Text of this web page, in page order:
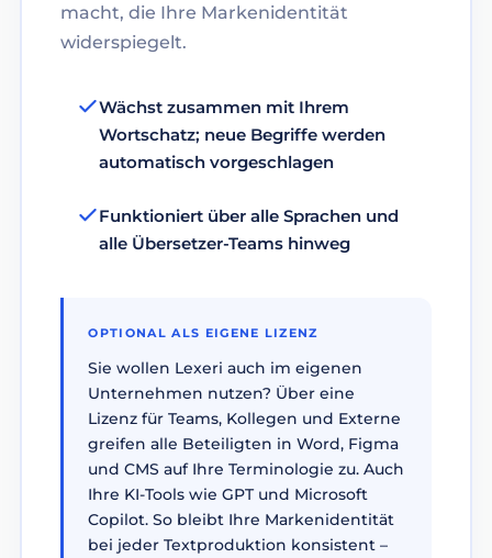
macht, die Ihre Markenidentität
widerspiegelt.
Wächst zusammen mit Ihrem
Wortschatz; neue Begriffe werden
automatisch vorgeschlagen
Funktioniert über alle Sprachen und
alle Übersetzer-Teams hinweg
OPTIONAL ALS EIGENE LIZENZ
Sie wollen Lexeri auch im eigenen
Unternehmen nutzen? Über eine
Lizenz für Teams, Kollegen und Externe
greifen alle Beteiligten in Word, Figma
und CMS auf Ihre Terminologie zu. Auch
Ihre KI-Tools wie GPT und Microsoft
Copilot. So bleibt Ihre Markenidentität
bei jeder Textproduktion konsistent –